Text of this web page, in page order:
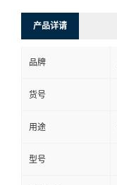
产品详请
品牌
货号
用途
型号